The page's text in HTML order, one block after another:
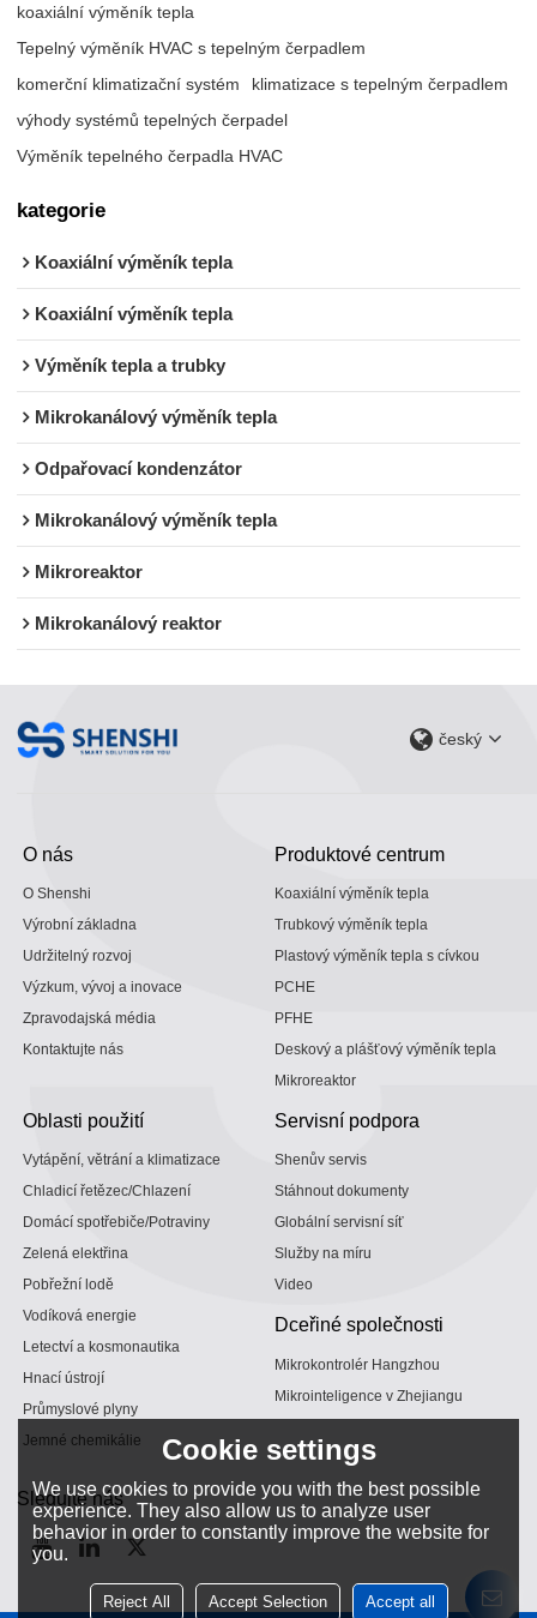
koaxiální výměník tepla
Tepelný výměník HVAC s tepelným čerpadlem
komerční klimatizační systém
klimatizace s tepelným čerpadlem
výhody systémů tepelných čerpadel
Výměník tepelného čerpadla HVAC
kategorie
Koaxiální výměník tepla
Koaxiální výměník tepla
Výměník tepla a trubky
Mikrokanálový výměník tepla
Odpařovací kondenzátor
Mikrokanálový výměník tepla
Mikroreaktor
Mikrokanálový reaktor
český
O nás
O Shenshi
Výrobní základna
Udržitelný rozvoj
Výzkum, vývoj a inovace
Zpravodajská média
Kontaktujte nás
Produktové centrum
Koaxiální výměník tepla
Trubkový výměník tepla
Plastový výměník tepla s cívkou
PCHE
PFHE
Deskový a plášťový výměník tepla
Mikroreaktor
Oblasti použití
Vytápění, větrání a klimatizace
Chladicí řetězec/Chlazení
Domácí spotřebiče/Potraviny
Zelená elektřina
Pobřežní lodě
Vodíková energie
Letectví a kosmonautika
Hnací ústrojí
Průmyslové plyny
Jemné chemikálie
Servisní podpora
Shenův servis
Stáhnout dokumenty
Globální servisní síť
Služby na míru
Video
Dceřiné společnosti
Mikrokontrolér Hangzhou
Mikrointeligence v Zhejiangu
Sledujte nás
Cookie settings
We use cookies to provide you with the best possible
experience. They also allow us to analyze user
behavior in order to constantly improve the website for
you.
Reject All Accept Selection Accept all